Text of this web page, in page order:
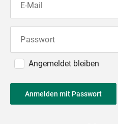
E-Mail
Passwort
Angemeldet bleiben
Anmelden mit Passwort